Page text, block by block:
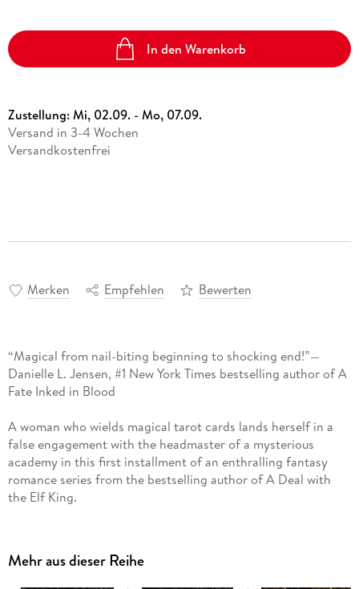
In den Warenkorb
Zustellung:Mi, 02.09. - Mo, 07.09.
Versand in 3-4 Wochen
Versandkostenfrei
Merken Empfehlen Bewerten
“Magical from nail-biting beginning to shocking end!”—
Danielle L. Jensen, #1 New York Times bestselling author of A
Fate Inked in Blood
A woman who wields magical tarot cards lands herself in a
false engagement with the headmaster of a mysterious
academy in this first installment of an enthralling fantasy
romance series from the bestselling author of A Deal with
the Elf King.
a job gone awry, Clara is sentenced to a lifetime in prison for
inking tarot cards—a rare power reserved for practitioners at
Mehr aus dieser Reihe